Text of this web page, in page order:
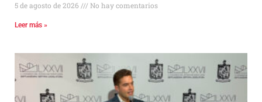
5 de agosto de 2026 No hay comentarios
Leer más »